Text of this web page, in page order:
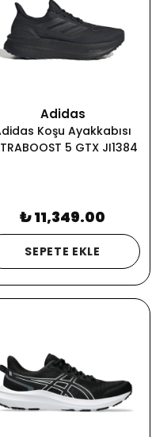
Adidas
Koşu Ayakkabısı
5 GTX JI1384
₺ 11,349.00
SEPETE EKLE